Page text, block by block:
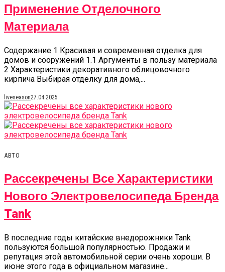
Применение Отделочного
Материала
Содержание 1 Красивая и современная отделка для
домов и сооружений 1.1 Аргументы в пользу материала
2 Характеристики декоративного облицовочного
кирпича Выбирая отделку для дома,...
liveseason27.04.2025
АВТО
Рассекречены Все Характеристики
Нового Электровелосипеда Бренда
Tank
В последние годы китайские внедорожники Tank
пользуются большой популярностью. Продажи и
репутация этой автомобильной серии очень хороши. В
июне этого года в официальном магазине...